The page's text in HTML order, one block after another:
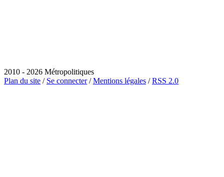
2010 - 2026 Métropolitiques
Plan du site / Se connecter/Mentions légales /RSS 2.0